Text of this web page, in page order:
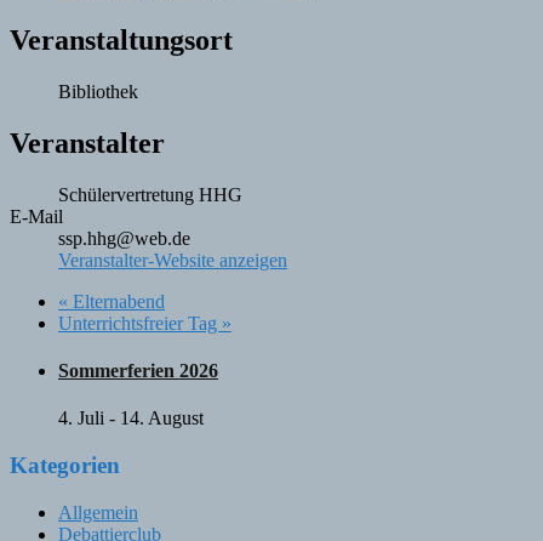
Veranstaltungsort
Bibliothek
Veranstalter
Schülervertretung HHG
E-Mail
ssp.hhg@web.de
Veranstalter-Website anzeigen
« Elternabend
Unterrichtsfreier Tag »
Sommerferien 2026
4. Juli - 14. August
Kategorien
Allgemein
Debattierclub